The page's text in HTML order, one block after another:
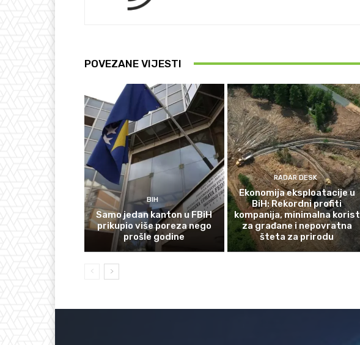
POVEZANE VIJESTI
BIH
Samo jedan kanton u FBiH
prikupio više poreza nego
prošle godine
RADAR DESK
Ekonomija eksploatacije u
BiH: Rekordni profiti
kompanija, minimalna korist
za građane i nepovratna
šteta za prirodu